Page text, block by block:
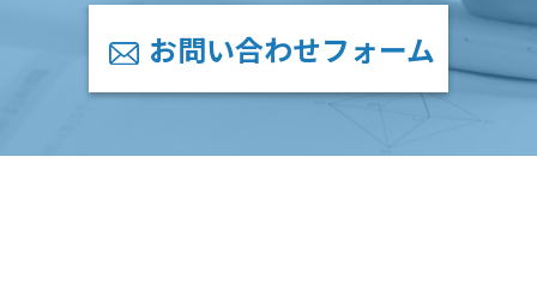
お問い合わせフォーム